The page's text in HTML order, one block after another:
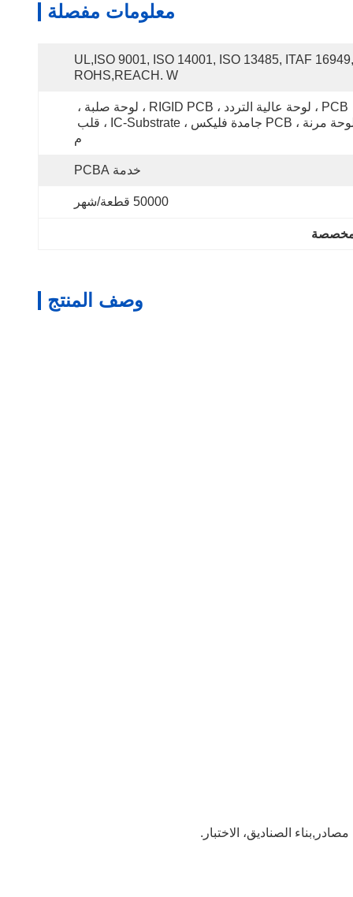
معلومات مفصلة
UL,ISO 9001, ISO 14001, ISO 13485, ITAF 16949,
ROHS,REACH. W
م
خدمة PCBA
50000 قطعة/شهر
وصف المنتج
,بناء الصناديق، الاختبار.